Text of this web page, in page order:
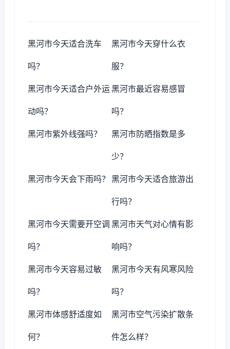
黑河市今天适合洗车
吗？
黑河市今天穿什么衣
服？
黑河市今天适合户外运
动吗？
黑河市最近容易感冒
吗？
黑河市紫外线强吗？ 黑河市防晒指数是多
少？
黑河市今天会下雨吗？ 黑河市今天适合旅游出
行吗？
黑河市今天需要开空调
吗？
黑河市天气对心情有影
响吗？
黑河市今天容易过敏
吗？
黑河市今天有风寒风险
吗？
黑河市体感舒适度如
何？
黑河市空气污染扩散条
件怎么样？